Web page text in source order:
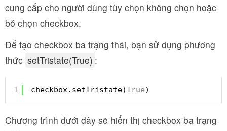
cung cấp cho người dùng tùy chọn không chọn hoặc
bỏ chọn checkbox.
Để tạo checkbox ba trạng thái, bạn sử dụng phương
thức setTristate(True) :
1 checkbox.setTristate(True)
Chương trình dưới đây sẽ hiển thị checkbox ba trạng